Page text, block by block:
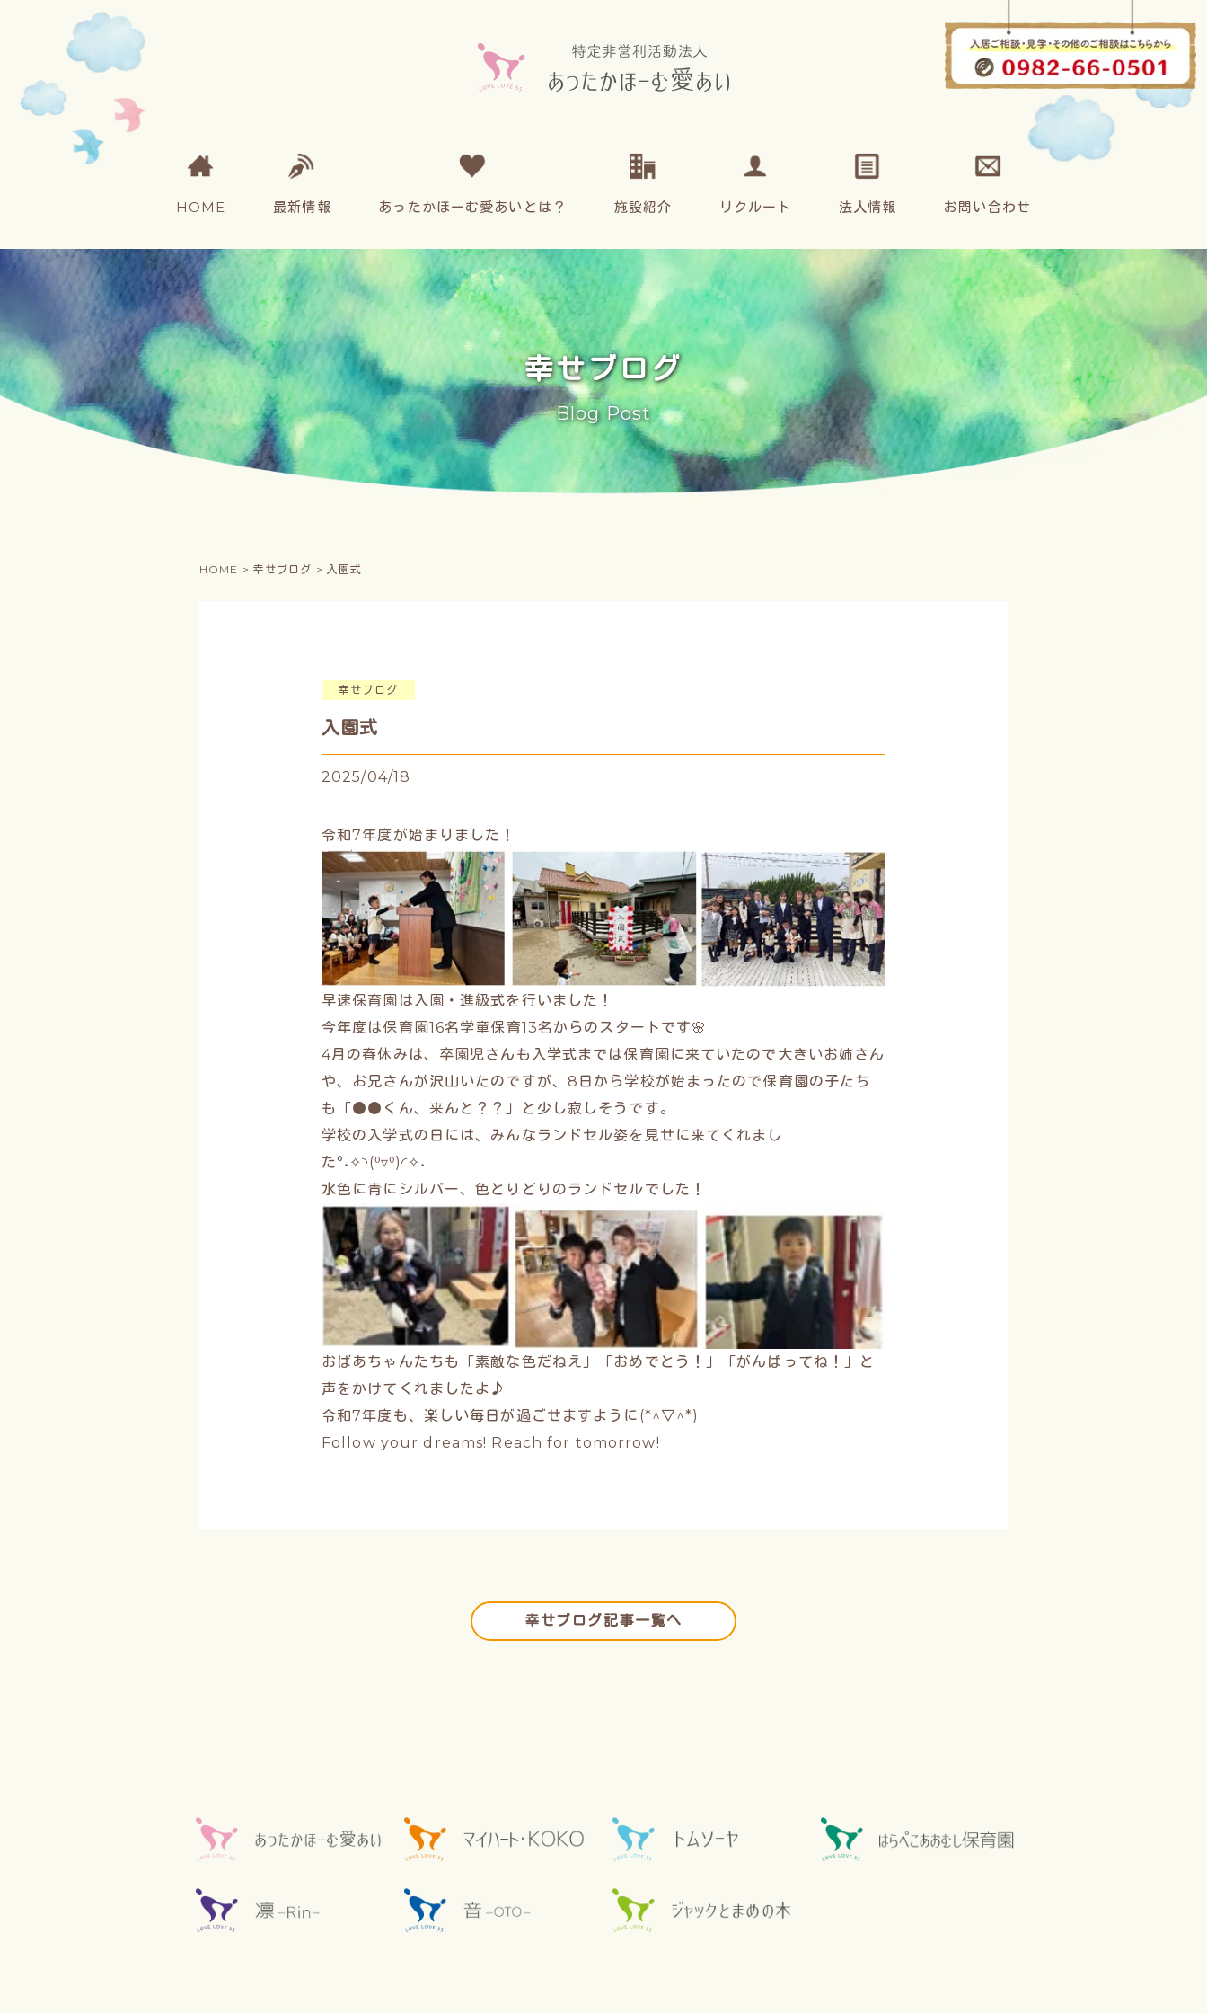
HOME 最新情報 あったかほーむ愛あいとは？ 施設紹介 リクルート 法人情報 お問い合わせ
幸せブログ
Blog Post
HOME > 幸せブログ > 入園式
幸せブログ
入園式
2025/04/18
令和7年度が始まりました！
早速保育園は入園・進級式を行いました！
今年度は保育園16名学童保育13名からのスタートです🌸
4月の春休みは、卒園児さんも入学式までは保育園に来ていたので大きいお姉さん
や、お兄さんが沢山いたのですが、8日から学校が始まったので保育園の子たち
も「●●くん、来んと？？」と少し寂しそうです。
学校の入学式の日には、みんなランドセル姿を見せに来てくれまし
た°˖✧◝(⁰▿⁰)◜✧˖
水色に青にシルバー、色とりどりのランドセルでした！
おばあちゃんたちも「素敵な色だねえ」「おめでとう！」「がんばってね！」と
声をかけてくれましたよ♪
令和7年度も、楽しい毎日が過ごせますように(*^▽^*)
Follow your dreams! Reach for tomorrow!
幸せブログ記事一覧へ